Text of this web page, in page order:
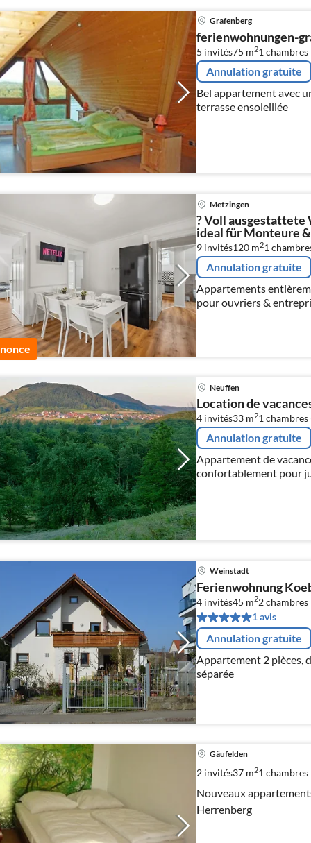
Grafenberg
ferienwohnungen-
5 invités75 m21 chambres
Annulation gratuite
Bel appartement avec
terrasse ensoleillée
Metzingen
? Voll ausgestattete
ideal für Monteure
9 invités120 m21
Annulation gratuite
Appartements
pour ouvriers &
Neuffen
Location de
4 invités33 m21chambres
Annulation gratuite
Appartement de
confortablement pour
Situation calme au pied
de l'Outlet-City
Weinstadt
Ferienwohnung
4 invités45 m22chambres
1 avis
Annulation gratuite
Appartement 2 pièces,
séparée
Gäufelden
2 invités37 m21 chambres
Nouveaux
Herrenberg